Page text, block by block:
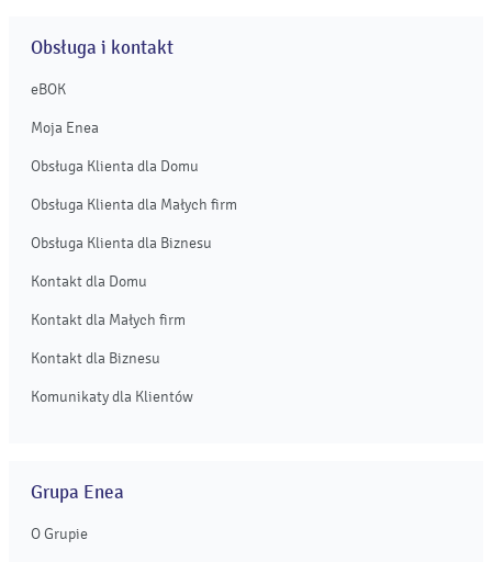
Obsługa i kontakt
eBOK
Moja Enea
Obsługa Klienta dla Domu
Obsługa Klienta dla Małych firm
Obsługa Klienta dla Biznesu
Kontakt dla Domu
Kontakt dla Małych firm
Kontakt dla Biznesu
Komunikaty dla Klientów
Grupa Enea
O Grupie